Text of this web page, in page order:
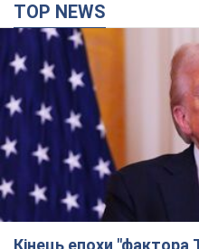
TOP NEWS
Кінець епохи "фактора